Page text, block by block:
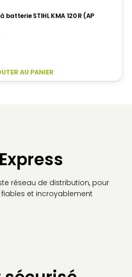
STIHL KMA 120 R (AP
AU PANIER
réseau de distribution, pour
et incroyablement